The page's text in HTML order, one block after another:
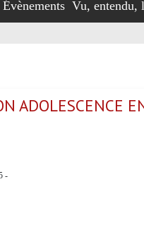
Évènements Vu, entendu,
ADOLESCENCE
-